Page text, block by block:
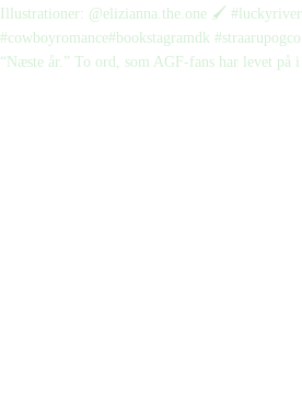
“Næste år.” To ord, som AGF-fans har levet på i